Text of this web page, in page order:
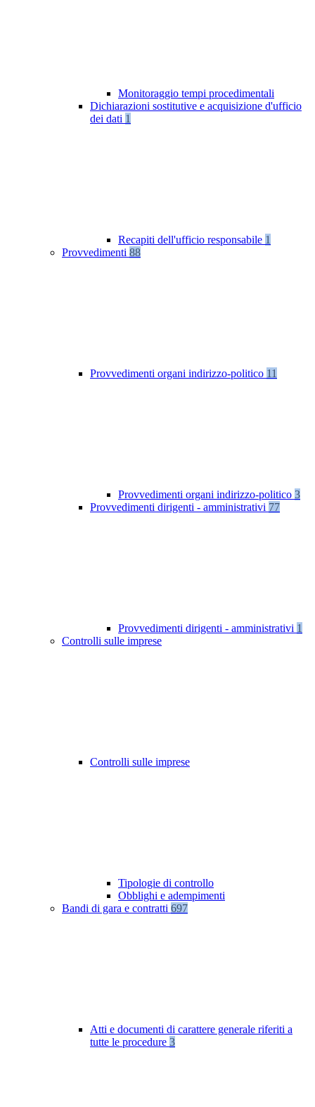
Monitoraggio tempi procedimentali
Dichiarazioni sostitutive e acquisizione d'ufficio
dei dati 1
Recapiti dell'ufficio responsabile 1
Provvedimenti 88
Provvedimenti organi indirizzo-politico 11
Provvedimenti organi indirizzo-politico 3
Provvedimenti dirigenti - amministrativi 77
Provvedimenti dirigenti - amministrativi 1
Controlli sulle imprese
Controlli sulle imprese
Tipologie di controllo
Obblighi e adempimenti
Bandi di gara e contratti 697
Atti e documenti di carattere generale riferiti a
tutte le procedure 3